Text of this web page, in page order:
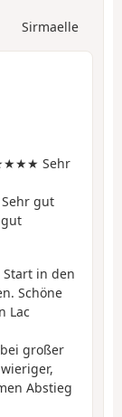
Sirmaelle
Sehr
gut
in den
Schöne
Lac
großer
Abstieg